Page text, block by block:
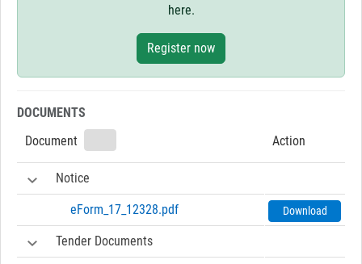
here.
Register now
DOCUMENTS
Document
Action
Notice
eForm_17_12328.pdf Download
Tender Documents